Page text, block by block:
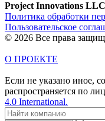
Project Innovations LLC
Политика обработки
Пользовательское
© 2026 Все права
О ПРОЕКТЕ
Если не указано иное,
распространяется по
4.0 International.